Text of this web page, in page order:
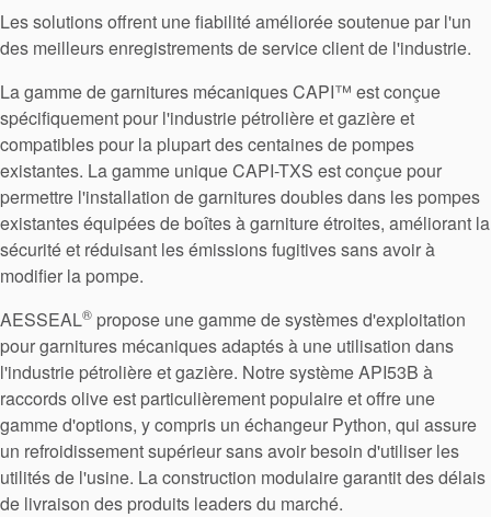
Certifications et normes
Contactez-nous
Localisations
Les solutions offrent une fiabilité améliorée soutenue par l'un
des meilleurs enregistrements de service client de l'industrie.
La gamme de garnitures mécaniques CAPI™ est conçue
spécifiquement pour l'industrie pétrolière et gazière et
compatibles pour la plupart des centaines de pompes
existantes. La gamme unique CAPI-TXS est conçue pour
permettre l'installation de garnitures doubles dans les pompes
existantes équipées de boîtes à garniture étroites, améliorant la
sécurité et réduisant les émissions fugitives sans avoir à
modifier la pompe.
AESSEAL® propose une gamme de systèmes d'exploitation
pour garnitures mécaniques adaptés à une utilisation dans
l'industrie pétrolière et gazière. Notre système API53B à
raccords olive est particulièrement populaire et offre une
gamme d'options, y compris un échangeur Python, qui assure
un refroidissement supérieur sans avoir besoin d'utiliser les
utilités de l'usine. La construction modulaire garantit des délais
de livraison des produits leaders du marché.